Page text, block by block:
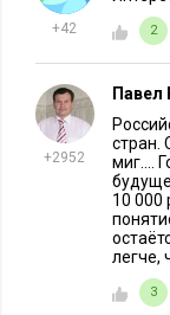
экономикой –
сложностей, с
удетей
связанные с
надо
У нового
качества
Дети видят
и
+42 2
+2952
Павел
стран.
миг....
10 000
легче,
3